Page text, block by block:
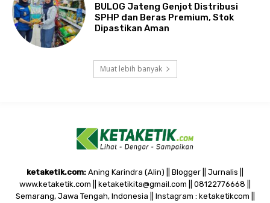
BULOG Jateng Genjot Distribusi
SPHP dan Beras Premium, Stok
Dipastikan Aman
Muat lebih banyak
ketaketik.com: Aning Karindra (Alin) || Blogger || Jurnalis ||
www.ketaketik.com || ketaketikita@gmail.com || 08122776668 ||
Semarang, Jawa Tengah, Indonesia || Instagram : ketaketikcom ||